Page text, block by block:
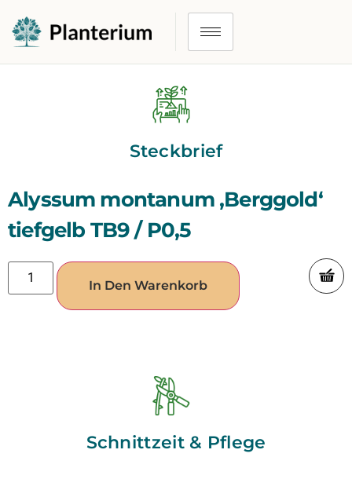
Steckbrief
Alyssum montanum ‚Berggold‘
tiefgelb TB9 / P0,5
In Den Warenkorb
Schnittzeit & Pflege